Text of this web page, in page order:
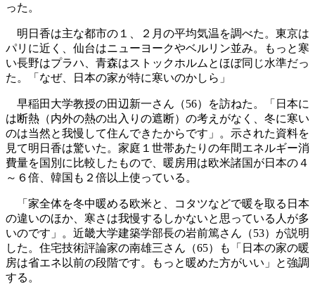
った。
明日香は主な都市の１、２月の平均気温を調べた。東京は
パリに近く、仙台はニューヨークやベルリン並み。もっと寒
い長野はプラハ、青森はストックホルムとほぼ同じ水準だっ
た。「なぜ、日本の家が特に寒いのかしら」
早稲田大学教授の田辺新一さん（56）を訪ねた。「日本に
は断熱（内外の熱の出入りの遮断）の考えがなく、冬に寒い
のは当然と我慢して住んできたからです」。示された資料を
見て明日香は驚いた。家庭１世帯あたりの年間エネルギー消
費量を国別に比較したもので、暖房用は欧米諸国が日本の４
～６倍、韓国も２倍以上使っている。
「家全体を冬中暖める欧米と、コタツなどで暖を取る日本
の違いのほか、寒さは我慢するしかないと思っている人が多
いのです」。近畿大学建築学部長の岩前篤さん（53）が説明
した。住宅技術評論家の南雄三さん（65）も「日本の家の暖
房は省エネ以前の段階です。もっと暖めた方がいい」と強調
する。